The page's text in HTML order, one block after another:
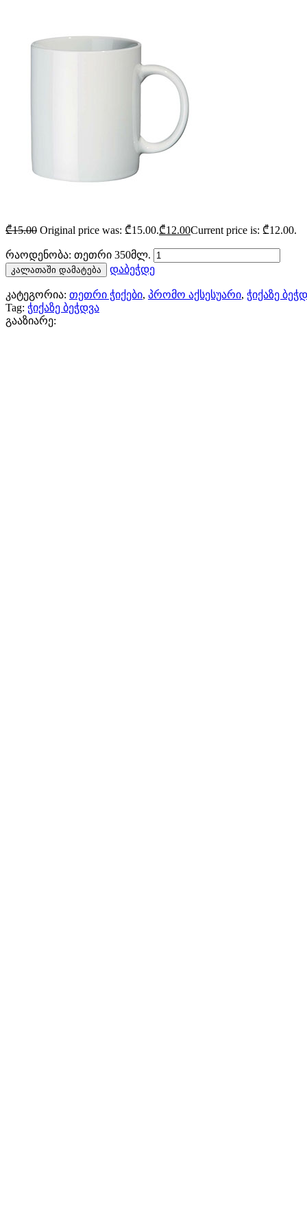
₾15.00 Original price was: ₾15.00.₾12.00Current price is: ₾12.00.
რაოდენობა: თეთრი 350მლ.
კალათაში დამატება დაბეჭდე
კატეგორია: თეთრი ჭიქები, პრომო აქსესუარი, ჭიქაზე
Tag: ჭიქაზე ბეჭდვა
გააზიარე: